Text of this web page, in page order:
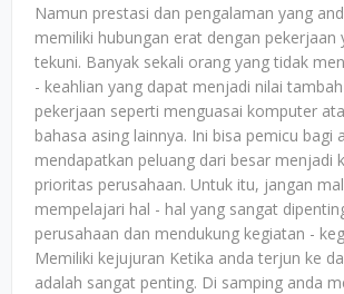
Namun prestasi dan pengalaman yang
memiliki hubungan erat dengan pekerjaan
tekuni. Banyak sekali orang yang tidak
- keahlian yang dapat menjadi nilai
pekerjaan seperti menguasai komputer
bahasa asing lainnya. Ini bisa pemicu bagi
mendapatkan peluang dari besar menjadi
prioritas perusahaan. Untuk itu, jangan
mempelajari hal - hal yang sangat
perusahaan dan mendukung kegiatan -
Memiliki kejujuran Ketika anda terjun ke
adalah sangat penting. Di samping anda